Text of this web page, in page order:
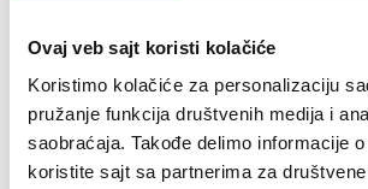
Ovaj veb sajt koristi kolačiće
Koristimo kolačiće za personalizaciju
pružanje funkcija društvenih medija i
saobraćaja. Takođe delimo informacije
koristite sajt sa partnerima za